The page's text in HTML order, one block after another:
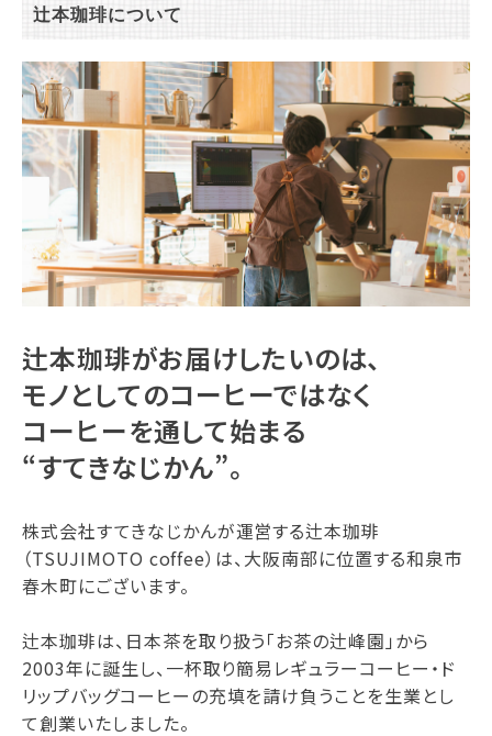
辻本珈琲について
辻本珈琲がお届けしたいのは、
モノとしてのコーヒーではなく
コーヒーを通して始まる
“すてきなじかん”。
株式会社すてきなじかんが運営する辻本珈琲
（TSUJIMOTO coffee）は、大阪南部に位置する和泉市
春木町にございます。
辻本珈琲は、日本茶を取り扱う「お茶の辻峰園」から
2003年に誕生し、一杯取り簡易レギュラーコーヒー・ド
リップバッグコーヒーの充填を請け負うことを生業とし
て創業いたしました。